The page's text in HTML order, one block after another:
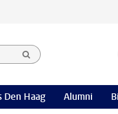
Den Haag Alumni